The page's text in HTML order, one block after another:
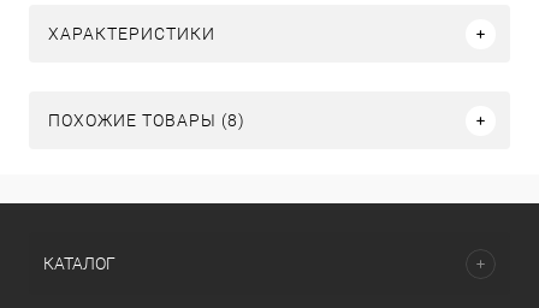
ХАРАКТЕРИСТИКИ
ПОХОЖИЕ ТОВАРЫ (8)
КАТАЛОГ